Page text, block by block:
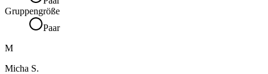
Gruppengröße
Paar
M
Micha S.